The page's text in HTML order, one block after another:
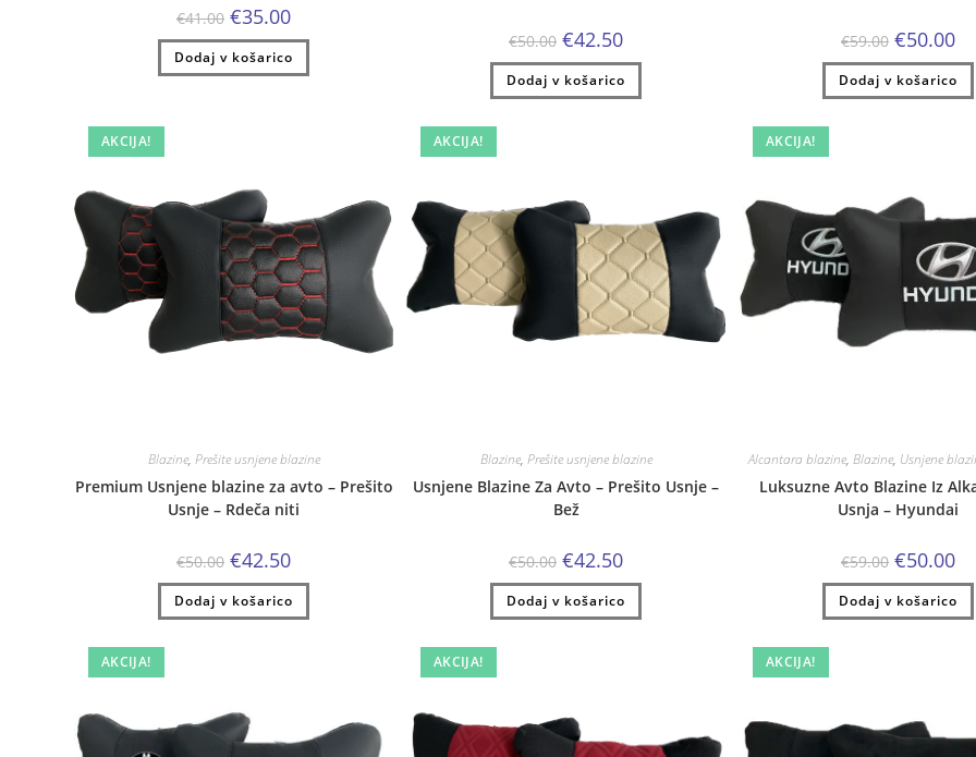
€41.00 Izvirna
cena
je
bila:
€41.00.
€35.00Trenutna
je:
€35.00.
Dodaj v košarico
€50.00 Izvirna
cena
je
bila:
€50.00.
€42.50Trenutna
je:
€42.50.
Dodaj v košarico
€59.00 Izvirna
cena
je
bila:
€59.00.
€50.00
je:
Dodaj v košarico
AKCIJA!
Blazine, Prešite usnjene blazine
Premium Usnjene blazine za avto – Prešito
Usnje – Rdeča niti
€50.00 Izvirna
cena
je
bila:
€50.00.
€42.50Trenutna
je:
€42.50.
Dodaj v košarico
AKCIJA!
Blazine, Prešite usnjene blazine
Usnjene Blazine Za Avto – Prešito Usnje –
Bež
€50.00 Izvirna
cena
je
bila:
€50.00.
€42.50Trenutna
je:
€42.50.
Dodaj v košarico
AKCIJA!
Alcantara blazine, Blazine, Usnjene
Luksuzne Avto Blazine Iz
Usnja – Hyundai
€59.00 Izvirna
cena
je
bila:
€59.00.
€50.00
je:
Dodaj v košarico
AKCIJA! AKCIJA! AKCIJA!